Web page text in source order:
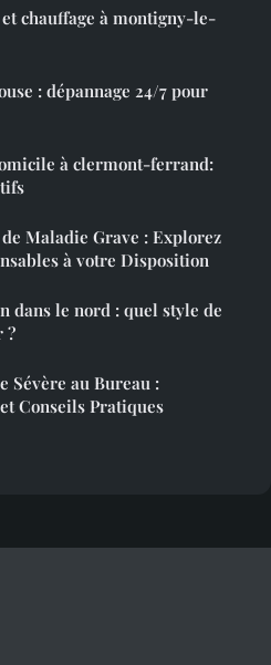
chauffage à montigny-le-
: dépannage 24/7 pour
à clermont-ferrand:
Maladie Grave : Explorez
à votre Disposition
dans le nord : quel style de
?
Sévère au Bureau :
Conseils Pratiques